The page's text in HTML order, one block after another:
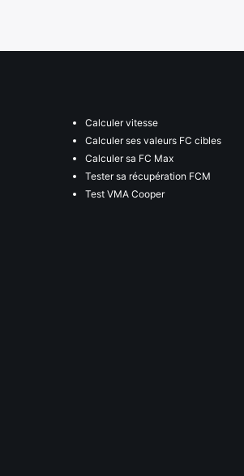
Calculer vitesse
Calculer ses valeurs FC cibles
Calculer sa FC Max
Tester sa récupération FCM
Test VMA Cooper